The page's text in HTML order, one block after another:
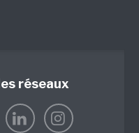
réseaux